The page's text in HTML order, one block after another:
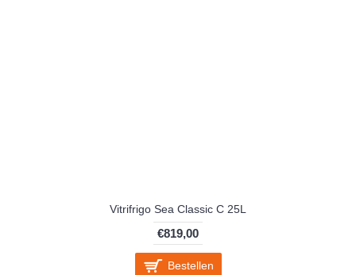
Vitrifrigo Sea Classic C 25L
€819,00
Bestellen